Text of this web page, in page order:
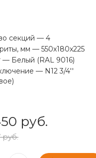
секций — 4
мм — 550x180x225
— Белый (RAL 9016)
— N12 3/4''
руб.
руб.